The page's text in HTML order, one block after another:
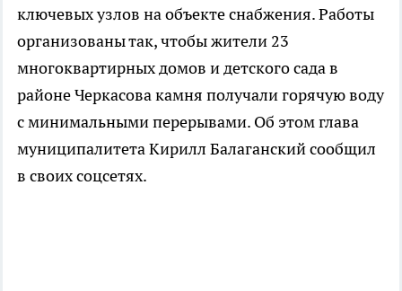
ключевых узлов на объекте снабжения. Работы
организованы так, чтобы жители 23
многоквартирных домов и детского сада в
районе Черкасова камня получали горячую воду
с минимальными перерывами. Об этом глава
муниципалитета Кирилл Балаганский сообщил
в своих соцсетях.